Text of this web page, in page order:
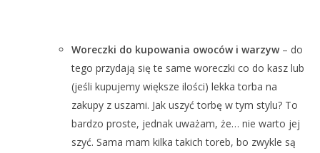
Woreczki do kupowania owoców i warzyw– do
tego przydają się te same woreczki co do kasz lub
(jeśli kupujemy większe ilości) lekka torba na
zakupy z uszami. Jak uszyć torbę w tym stylu? To
bardzo proste, jednak uważam, że… nie warto jej
szyć. Sama mam kilka takich toreb, bo zwykle są